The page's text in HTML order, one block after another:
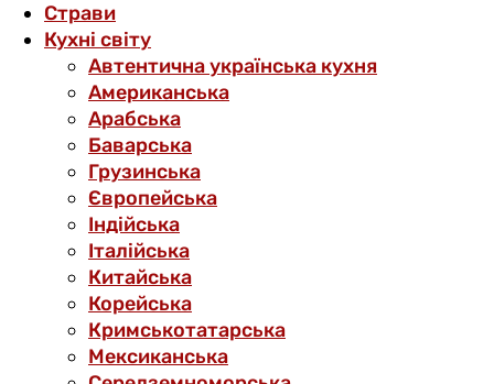
Страви
Кухні світу
Автентична українська кухня
Американська
Арабська
Баварська
Грузинська
Європейська
Індійська
Італійська
Китайська
Корейська
Кримськотатарська
Мексиканська